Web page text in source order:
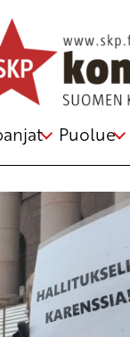
Puolue